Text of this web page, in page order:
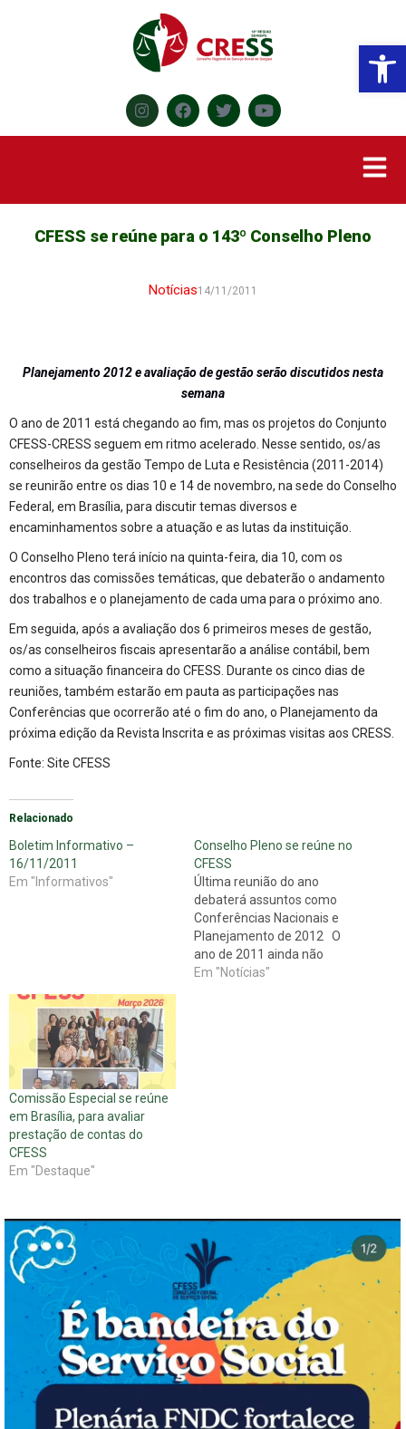
CFESS se reúne para o 143º Conselho Pleno
Notícias14/11/2011
Planejamento 2012 e avaliação de gestão serão discutidos nesta
semana
O ano de 2011 está chegando ao fim, mas os projetos do Conjunto
CFESS-CRESS seguem em ritmo acelerado. Nesse sentido, os/as
conselheiros da gestão Tempo de Luta e Resistência (2011-2014)
se reunirão entre os dias 10 e 14 de novembro, na sede do Conselho
Federal, em Brasília, para discutir temas diversos e
encaminhamentos sobre a atuação e as lutas da instituição.
O Conselho Pleno terá início na quinta-feira, dia 10, com os
encontros das comissões temáticas, que debaterão o andamento
dos trabalhos e o planejamento de cada uma para o próximo ano.
Em seguida, após a avaliação dos 6 primeiros meses de gestão,
os/as conselheiros fiscais apresentarão a análise contábil, bem
como a situação financeira do CFESS. Durante os cinco dias de
reuniões, também estarão em pauta as participações nas
Conferências que ocorrerão até o fim do ano, o Planejamento da
próxima edição da Revista Inscrita e as próximas visitas aos CRESS.
Fonte: Site CFESS
Relacionado
Boletim Informativo –
16/11/2011
Em "Informativos"
Conselho Pleno se reúne no
CFESS
Última reunião do ano
debaterá assuntos como
Conferências Nacionais e
Planejamento de 2012 O
ano de 2011 ainda não
chegou ao fim, mas o
Em "Notícias"
Comissão Especial se reúne
em Brasília, para avaliar
prestação de contas do
CFESS
Em "Destaque"